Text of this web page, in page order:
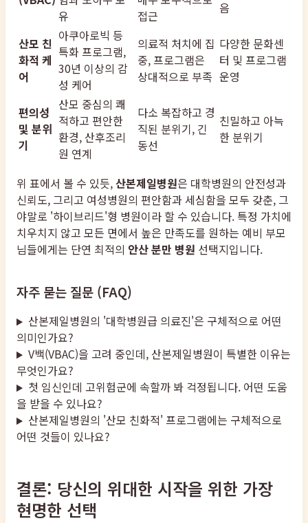
유
접근
음
산모 친
화적 케
어
아쿠아로빅 등
특화 프로그램,
30년 이상의 감
성 케어
의료적 처치에 집
중, 프로그램은
상대적으로 부족
다양한 문화센
터 및 프로그램
운영
편의성
및 분위
기
산모 중심의 쾌
적하고 편안한
환경, 산후조리
원 연계
다소 복잡하고 경
직된 분위기, 긴
동선
친밀하고 아늑
한 분위기
위 표에서 볼 수 있듯, 산본제일병원은 대학병원의 안전성과
신뢰도, 그리고 여성병원의 편안함과 세심함을 모두 갖춘, 그
야말로 '하이브리드'형 병원이라 할 수 있습니다. 특정 가치에
치우치지 않고 모든 면에서 높은 만족도를 원하는 예비 부모
님들에게는 단연 최적의 안산 분만 병원 선택지입니다.
자주 묻는 질문 (FAQ)
산본제일병원의 '대학병원급 의료진'은 구체적으로 어떤
의미인가요?
V백(VBAC)을 고려 중인데, 산본제일병원이 특별한 이유는
무엇인가요?
첫 임신인데 고위험군에 속할까 봐 걱정됩니다. 어떤 도움
을 받을 수 있나요?
산본제일병원의 '산모 친화적' 프로그램에는 구체적으로
어떤 것들이 있나요?
결론: 당신의 위대한 시작을 위한 가장
현명한 선택